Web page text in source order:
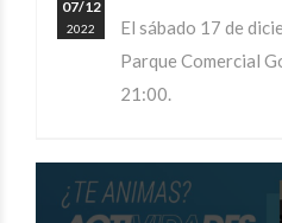
El sábado 17 de
Parque Comercial
21:00.
07/12
2022